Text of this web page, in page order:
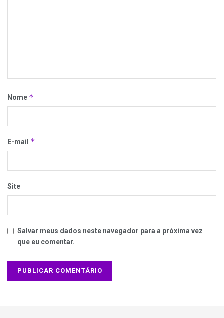
Nome *
E-mail *
Site
Salvar meus dados neste navegador para a próxima vez
que eu comentar.